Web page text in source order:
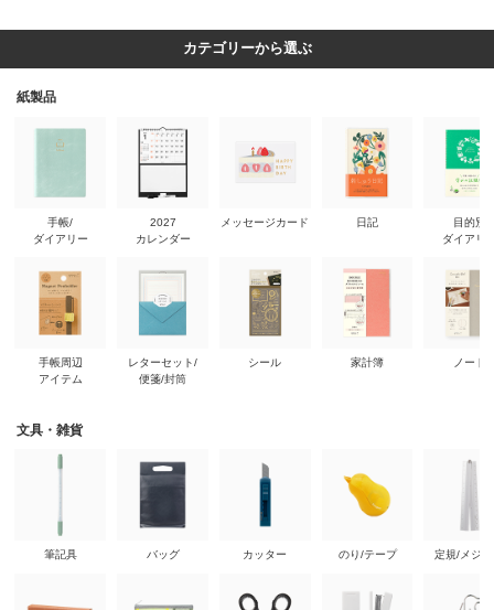
カテゴリーから選ぶ
紙製品
手帳/
ダイアリー
手帳周辺
アイテム
2027
カレンダー
レターセット/
便箋/封筒
メッセージカード
シール
日記
家計簿
目的別
ダイアリ
ノート
文具・雑貨
筆記具 バッグ カッター のり/テープ 定規/メジ